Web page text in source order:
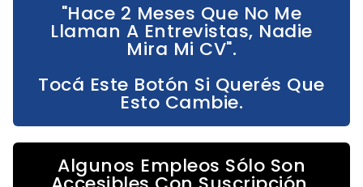
"Hace 2 Meses Que No Me
Llaman A Entrevistas, Nadie
Mira Mi CV".
Tocá Este Botón Si Querés Que
Esto Cambie.
Algunos Empleos Sólo Son